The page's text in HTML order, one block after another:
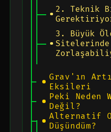
2. Teknik
3. Büyük
Sitelerinde
Grav'ın
Eksileri
Peki Neden
Değil?
Alternatif
Düşündüm?